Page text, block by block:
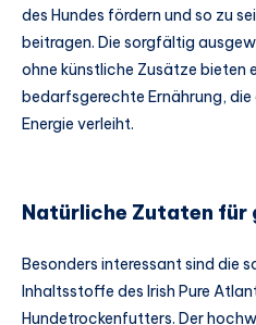
des Hundes fördern und so zu
beitragen. Die sorgfältig
ohne künstliche Zusätze bieten
bedarfsgerechte Ernährung,
Energie verleiht.
Natürliche Zutaten für
Besonders interessant sind die
Inhaltsstoffe des Irish Pure
Hundetrockenfutters. Der